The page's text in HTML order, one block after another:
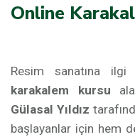
Online
Resim sanatına ilgi
karakalem kursu
Gülasal Yıldız
başlayanlar için hem